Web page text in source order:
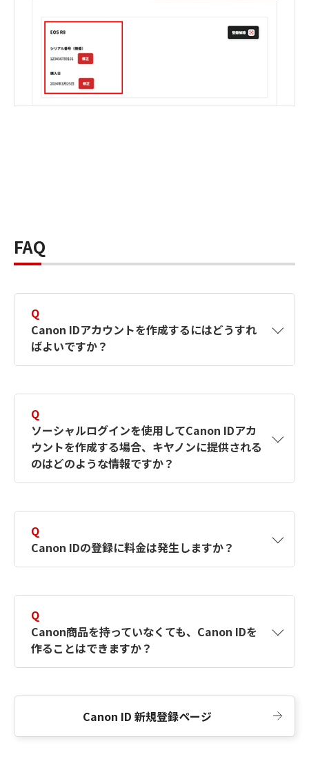
FAQ
Q
Canon IDアカウントを作成するにはどうすれ
ばよいですか？
す。詳しい作成方法は【カメラ】Canon IDとは
何ですか？Canon IDの作成方法は？をご確認く
ださい。
Q
ソーシャルログインを使用してCanon IDアカ
ウントを作成する場合、キヤノンに提供される
のはどのような情報ですか？
択したサービスから取得します。アカウントを
簡単に作成できるように、この情報を使用して
Canon IDの登録フォームを入力します。
Q
Canon IDの登録に料金は発生しますか？
Q
Canon商品を持っていなくても、Canon IDを
作ることはできますか？
Canon ID 新規登録ページ